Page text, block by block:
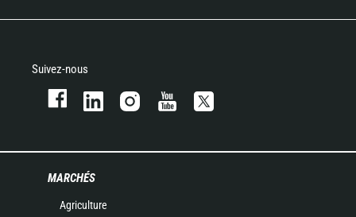
Suivez-nous
MARCHÉS
Agriculture